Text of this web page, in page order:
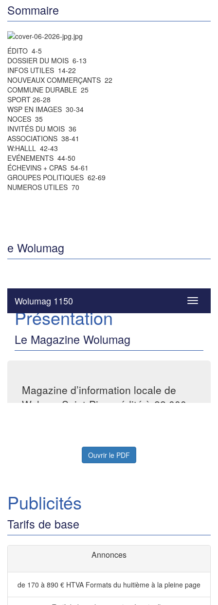
Sommaire
ÉDITO 4-5
DOSSIER DU MOIS 6-13
INFOS UTILES 14-22
NOUVEAUX COMMERÇANTS 22
COMMUNE DURABLE 25
SPORT 26-28
WSP EN IMAGES 30-34
NOCES 35
INVITÉS DU MOIS 36
ASSOCIATIONS 38-41
W:HALLL 42-43
EVÉNEMENTS 44-50
ÉCHEVINS + CPAS 54-61
GROUPES POLITIQUES 62-69
NUMEROS UTILES 70
e Wolumag
Ouvrir le PDF
Publicités
Tarifs de base
Annonces
de 170 à 890 € HTVA Formats du huitième à la pleine page